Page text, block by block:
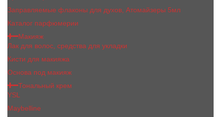
Заправляемые флаконы для духов, Атомайзеры 5мл
Каталог парфюмерии
Макияж
Лак для волос, средства для укладки
Кисти для макияжа
Основа под макияж
Тональный крем
YSL
Maybelline